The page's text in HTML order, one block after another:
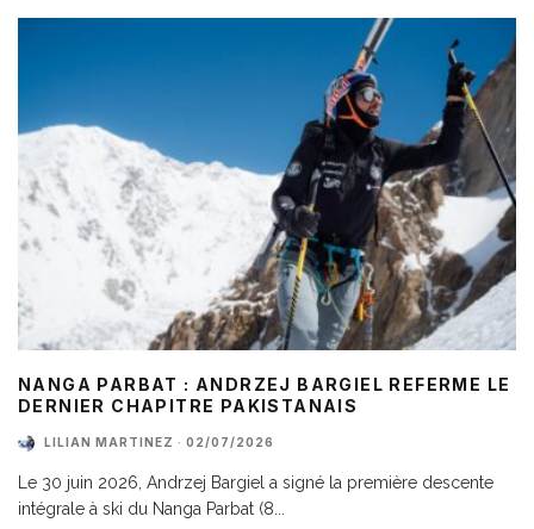
NANGA PARBAT : ANDRZEJ BARGIEL REFERME LE
DERNIER CHAPITRE PAKISTANAIS
LILIAN MARTINEZ · 02/07/2026
Le 30 juin 2026, Andrzej Bargiel a signé la première descente
intégrale à ski du Nanga Parbat (8